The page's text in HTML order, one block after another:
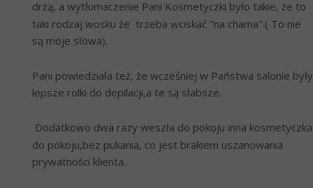
drżą, a wytłumaczenie Pani Kosmetyczki było takie, że to
taki rodzaj wosku że  trzeba wciskać "na chama".( To nie
są moje słowa).
Pani powiedziała też, że wcześniej w Państwa salonie były
lepsze rolki do depilacji,a te są słabsze.
Dodatkowo dwa razy weszła do pokoju inna kosmetyczka
do pokoju,bez pukania, co jest brakiem uszanowania
prywatności klienta.